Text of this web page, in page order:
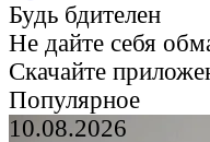
Будь бдителен
Не дайте себя
Скачайте
Популярное
10.08.2026